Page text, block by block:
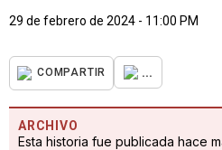
29 de febrero de 2024 - 11:00 PM
COMPARTIR ...
ARCHIVO
Esta historia fue publicada hace